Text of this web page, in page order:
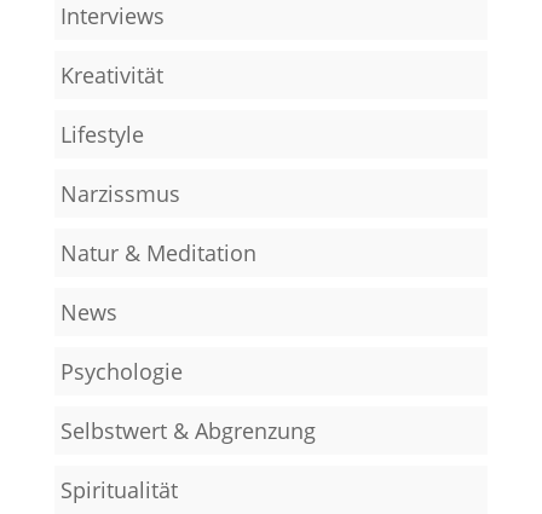
Interviews
Kreativität
Lifestyle
Narzissmus
Natur & Meditation
News
Psychologie
Selbstwert & Abgrenzung
Spiritualität